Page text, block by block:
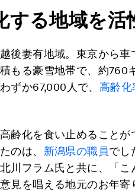
する地域を活
後妻有地域。東京から車
もる豪雪地帯で、約760
ずか67,000人で、 高齢化
齢化を食い止めることが
のは、 新潟県の職員でし
川フラム氏と共に、「こ
見を唱える地元のお年